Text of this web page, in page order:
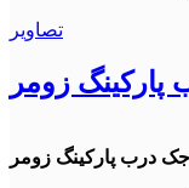
تصاویر
زومر
درب پارکینگ زومر